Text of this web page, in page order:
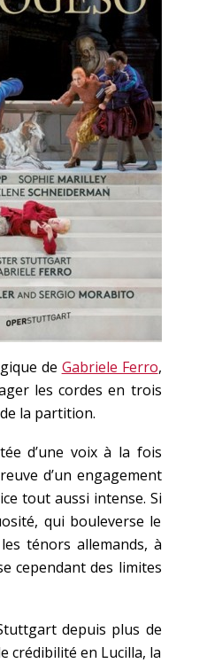
de Gabriele Ferro,
les cordes en trois
la partition.
d’une voix à la fois
d’un engagement
tout aussi intense. Si
qui bouleverse le
ténors allemands, à
cependant des limites
depuis plus de
crédibilité en Lucilla, la